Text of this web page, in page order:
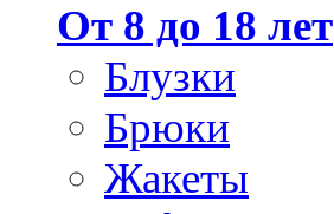
От 8 до 18 лет
Блузки
Брюки
Жакеты